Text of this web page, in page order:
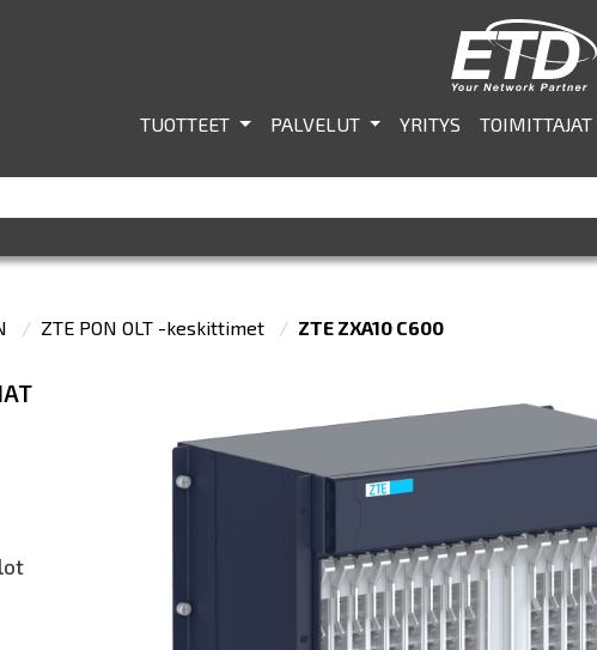
TUOTTEET PALVELUT YRITYS TOIMITTAJAT
ZTE PON OLT -keskittimet ZTE ZXA10 C600